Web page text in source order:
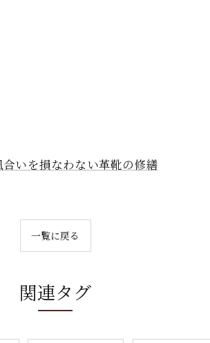
合いを損なわない革靴の修繕
一覧に戻る
関連タグ